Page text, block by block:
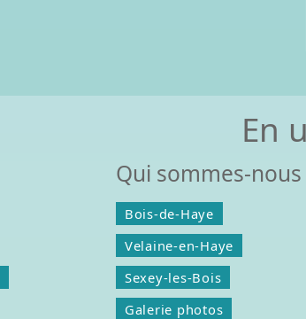
En
Qui sommes-nous
Bois-de-Haye
Velaine-en-Haye
Sexey-les-Bois
Galerie photos